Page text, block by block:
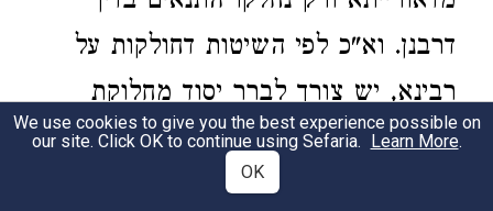
דרבנן. וא"כ לפי השיטות דחולקות על
רבינא, יש צורך לברר יסוד מחלוקת
התנאים האם בת ישראל לכהן אוכלת
בתרומה מדאורייתא מאירוסין או
We use cookies to give you the best experience possible on
our site. Click OK to continue using Sefaria. Learn More.
OK